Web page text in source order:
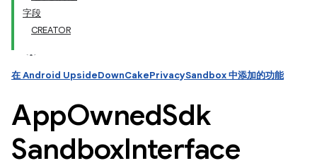
字段
CREATOR
在 Android UpsideDownCakePrivacySandbox 中添加的功能
AppOwnedSdk
SandboxInterface